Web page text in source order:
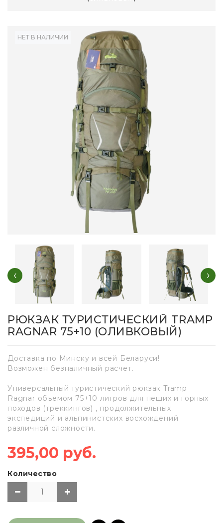
НЕТ В НАЛИЧИИ
‹ ›
РЮКЗАК ТУРИСТИЧЕСКИЙ TRAMP
RAGNAR 75+10 (ОЛИВКОВЫЙ)
Доставка по Минску и всей Беларуси!
Возможен безналичный расчет.
Универсальный туристический рюкзак Tramp
Ragnar объемом 75+10 литров для пеших и горных
походов (треккингов) , продолжительных
экспедиций и альпинистских восхождений
различной сложности.
395,00 руб.
Количество